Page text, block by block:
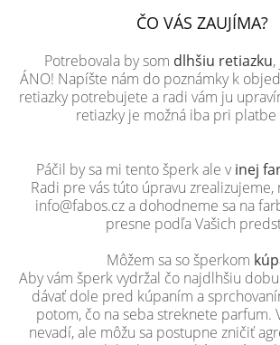
ČO VÁS ZAUJÍMA?
Potrebovala by som dlhšiu retiazku
ÁNO! Napíšte nám do poznámky k
retiazky potrebujete a radi vám ju
retiazky je možná iba pri
Páčil by sa mi tento šperk ale vinej
Radi pre vás túto úpravu zrealizujeme,
info@fabos.cz a dohodneme sa na
presne podľa Vašich
Môžem sa so šperkom
Aby vám šperk vydržal čo najdlhšiu
dávať dole pred kúpaním a
potom, čo na seba streknete parfum.
nevadí, ale môžu sa postupne zničiť